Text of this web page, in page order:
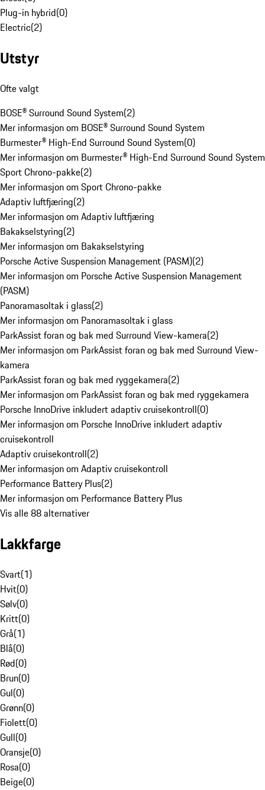
Plug-in hybrid(0)
Electric(2)
Utstyr
Ofte valgt
BOSE® Surround Sound System(2)
Mer informasjon om BOSE® Surround Sound System
Burmester® High-End Surround Sound System(0)
Mer informasjon om Burmester® High-End Surround Sound System
Sport Chrono-pakke(2)
Mer informasjon om Sport Chrono-pakke
Adaptiv luftfjæring(2)
Mer informasjon om Adaptiv luftfjæring
Bakakselstyring(2)
Mer informasjon om Bakakselstyring
Porsche Active Suspension Management (PASM)(2)
Mer informasjon om Porsche Active Suspension Management
(PASM)
Panoramasoltak i glass(2)
Mer informasjon om Panoramasoltak i glass
ParkAssist foran og bak med Surround View-kamera(2)
Mer informasjon om ParkAssist foran og bak med Surround View-
kamera
ParkAssist foran og bak med ryggekamera(2)
Mer informasjon om ParkAssist foran og bak med ryggekamera
Porsche InnoDrive inkludert adaptiv cruisekontroll(0)
Mer informasjon om Porsche InnoDrive inkludert adaptiv
cruisekontroll
Adaptiv cruisekontroll(2)
Mer informasjon om Adaptiv cruisekontroll
Performance Battery Plus(2)
Mer informasjon om Performance Battery Plus
Vis alle 88 alternativer
Lakkfarge
Svart(1)
Hvit(0)
Sølv(0)
Kritt(0)
Grå(1)
Blå(0)
Rød(0)
Brun(0)
Gul(0)
Grønn(0)
Fiolett(0)
Gull(0)
Oransje(0)
Rosa(0)
Beige(0)